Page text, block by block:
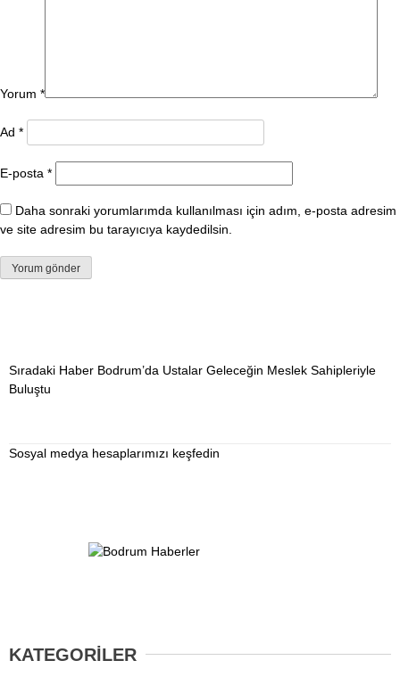
Yorum *
Ad *
E-posta *
Daha sonraki yorumlarımda kullanılması için adım, e-posta adresim
ve site adresim bu tarayıcıya kaydedilsin.
Sıradaki Haber Bodrum’da Ustalar Geleceğin Meslek Sahipleriyle
Buluştu
Sosyal medya hesaplarımızı keşfedin
KATEGORİLER